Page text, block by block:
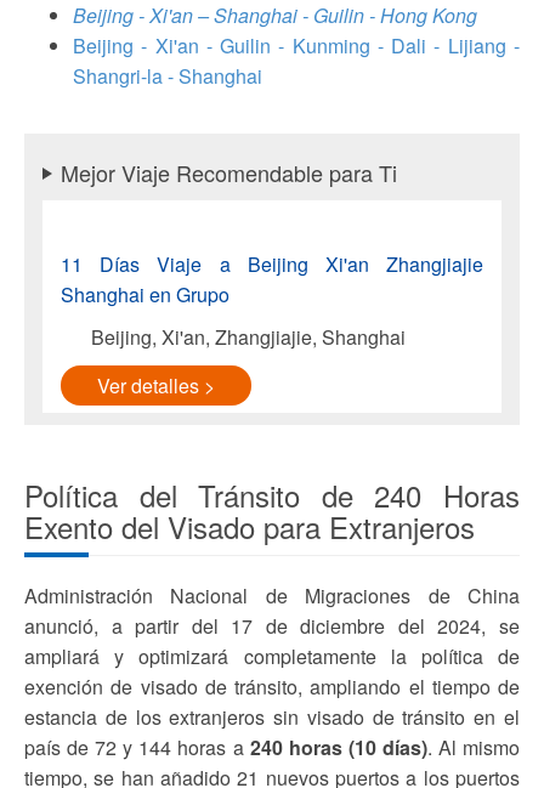
Beijing - Xi'an – Shanghai - Guilin - Hong Kong
Beijing - Xi'an - Guilin - Kunming - Dali - Lijiang -
Shangri-la - Shanghai
Mejor Viaje Recomendable para Ti
11 Días Viaje a Beijing Xi'an Zhangjiajie
Shanghai en Grupo
Beijing, Xi'an, Zhangjiajie, Shanghai
Ver detalles >
Política del Tránsito de 240 Horas
Exento del Visado para Extranjeros
Administración Nacional de Migraciones de China
anunció, a partir del 17 de diciembre del 2024, se
ampliará y optimizará completamente la política de
exención de visado de tránsito, ampliando el tiempo de
estancia de los extranjeros sin visado de tránsito en el
país de 72 y 144 horas a240 horas (10 días). Al mismo
tiempo, se han añadido 21 nuevos puertos a los puertos